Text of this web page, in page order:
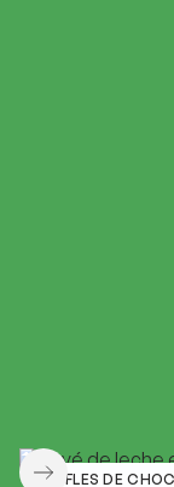
WAFFLES DE